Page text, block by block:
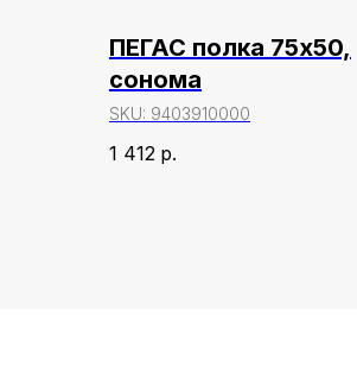
ПЕГАС полка 75х50,
сонома
SKU: 9403910000
1 412 р.